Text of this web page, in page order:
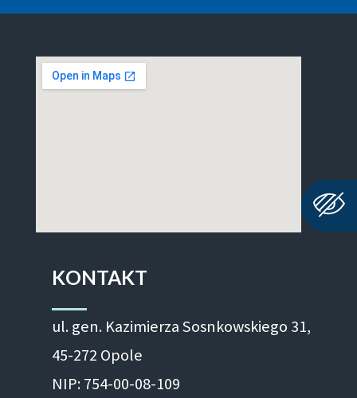
KONTAKT
ul. gen. Kazimierza Sosnkowskiego 31,
45-272 Opole
NIP: 754-00-08-109